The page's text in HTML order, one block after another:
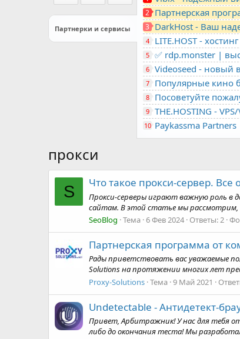
Партнерки и сервисы
2 Партнерская
3 DarkHost - Ваш
4
5
✅ rdp.monster |
6
Videoseed - новый
7
Популярные кино
8
Посоветуйте
9
10 Paykassma
прокси
S Что такое прокси-сервер. Все
Прокси-серверы играют важную роль в
сайтам. В этой статье мы рассмотрим,
SeoBlog Тема 6 Фев 2024 Ответы: 2
Партнерская программа от
Рады приветствовать вас уважаемые
Solutions на протяжении многих лет
Proxy-Solutions Тема 9 Май 2021
Undetectable - Антидетект-
Привет, Арбитражник! У нас для тебя
либо до окончания теста! Мы